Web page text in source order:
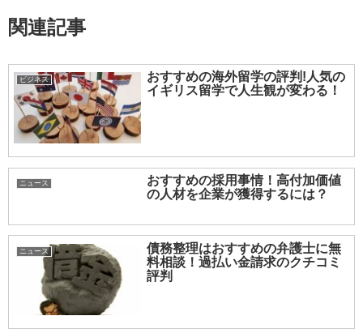
関連記事
ビジネス
おすすめの海外留学の評判!人気の
イギリス留学で人生観が変わる！
ニュース
おすすめの採用事情！高付加価値
の人材を企業が獲得するには？
ニュース
債務整理はおすすめの弁護士に無
料相談！過払い金請求のクチコミ
評判